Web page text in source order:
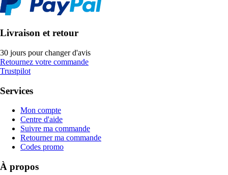
Livraison et retour
30 jours pour changer d'avis
Retournez votre commande
Trustpilot
Services
Mon compte
Centre d'aide
Suivre ma commande
Retourner ma commande
Codes promo
À propos